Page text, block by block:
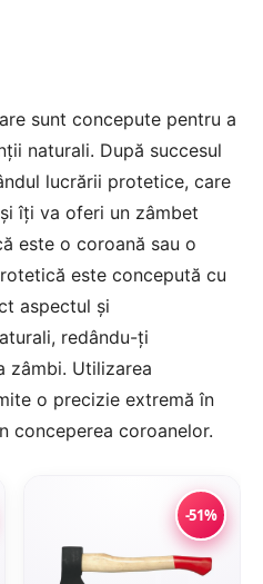
sunt concepute pentru a
naturali. După succesul
lucrării protetice, care
îți va oferi un zâmbet
este o coroană sau o
este concepută cu
aspectul și
redându-ți
zâmbi. Utilizarea
o precizie extremă în
conceperea coroanelor.
-51%